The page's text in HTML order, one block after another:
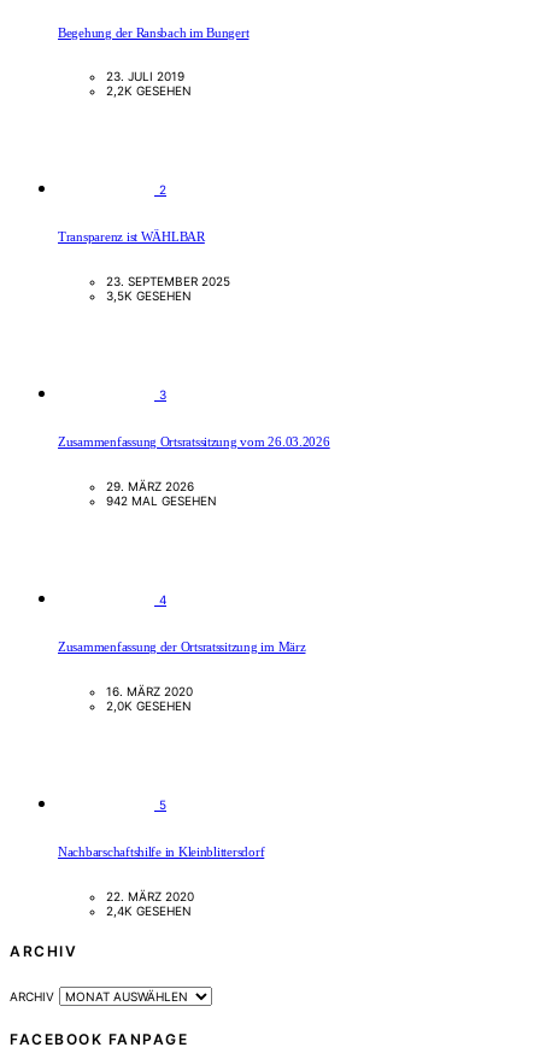
Begehung der Ransbach im Bungert
23. JULI 2019
2,2K GESEHEN
2
Transparenz ist WÄHLBAR
23. SEPTEMBER 2025
3,5K GESEHEN
3
Zusammenfassung Ortsratssitzung vom 26.03.2026
29. MÄRZ 2026
942 MAL GESEHEN
4
Zusammenfassung der Ortsratssitzung im März
16. MÄRZ 2020
2,0K GESEHEN
5
Nachbarschaftshilfe in Kleinblittersdorf
22. MÄRZ 2020
2,4K GESEHEN
ARCHIV
ARCHIV
FACEBOOK FANPAGE